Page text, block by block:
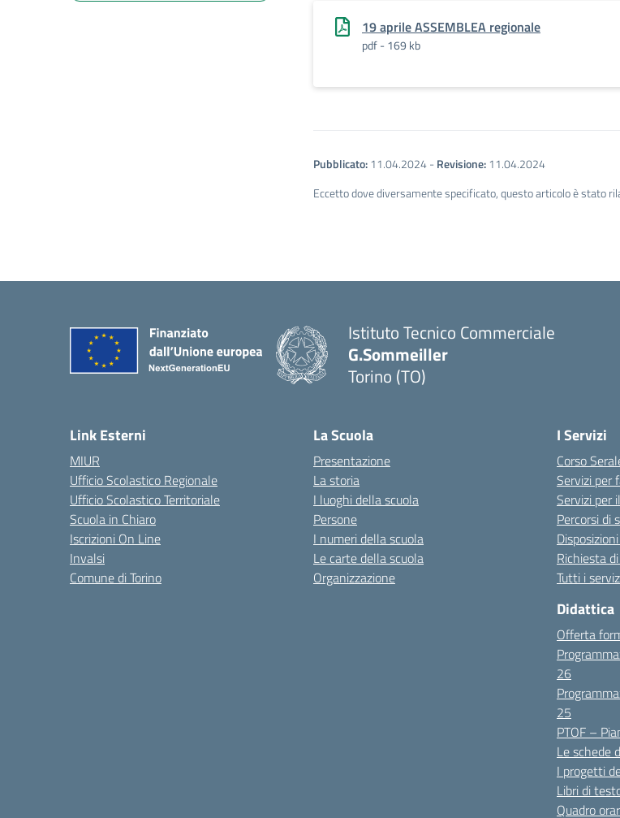
19 aprile ASSEMBLEA regionale
pdf - 169 kb
Pubblicato:11.04.2024-Revisione:11.04.2024
Eccetto dove diversamente specificato, questo articolo è stato
Istituto Tecnico Commerciale
G.Sommeiller
Torino (TO)
Link Esterni
MIUR
Ufficio Scolastico Regionale
Ufficio Scolastico Territoriale
Scuola in Chiaro
Iscrizioni On Line
Invalsi
Comune di Torino
La Scuola
Presentazione
La storia
I luoghi della scuola
Persone
I numeri della scuola
Le carte della scuola
Organizzazione
I Servizi
Corso
Servizi per
Servizi per
Percorsi di
Richiesta
Tutti i
Didattica
Offerta
26
25
PTOF –
Le schede
I progetti
Libri di
Quadro